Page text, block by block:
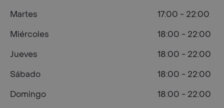
Martes
17:00 - 22:00
Miércoles
18:00 - 22:00
Jueves
18:00 - 22:00
Sábado
18:00 - 22:00
Domingo
18:00 - 22:00